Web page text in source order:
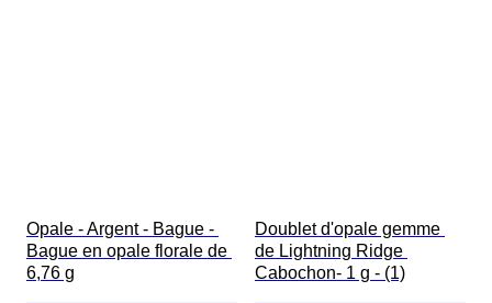
Opale - Argent - Bague -
Bague en opale florale de
6,76 g
Doublet d'opale gemme
de Lightning Ridge
Cabochon- 1 g - (1)